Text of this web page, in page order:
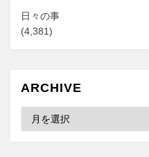
日々の事
(4,381)
ARCHIVE
Archive